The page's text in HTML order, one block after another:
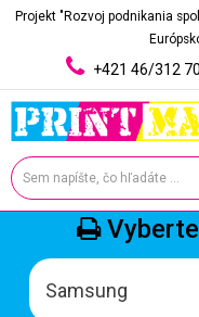
Projekt "Rozvoj podnikania
+421 46/312
Samsung